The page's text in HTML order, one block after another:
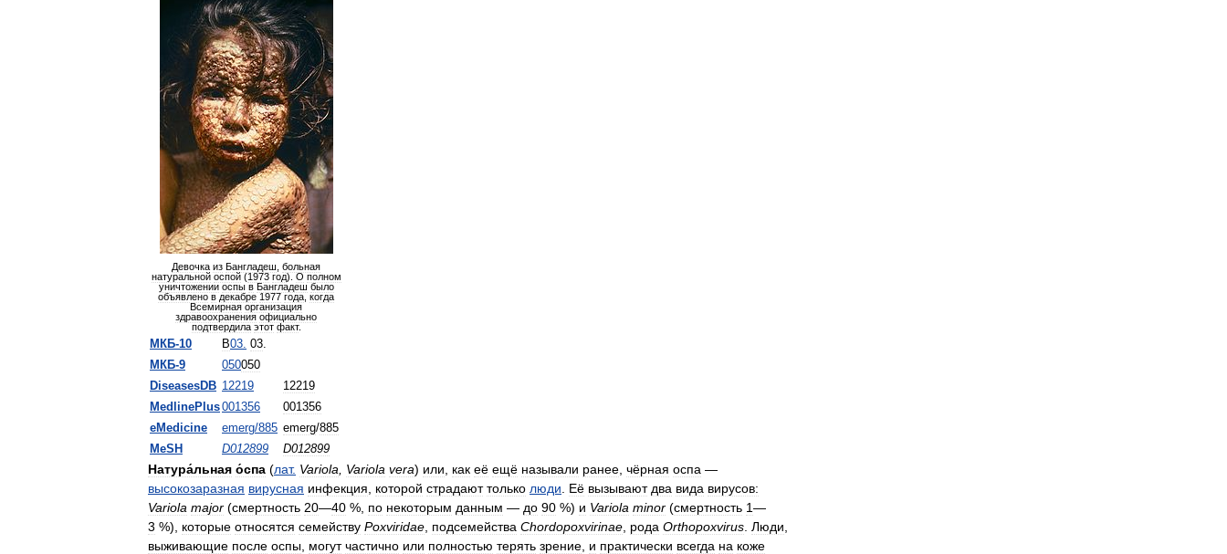
Девочка из Бангладеш больная
натуральной оспой(1973 год).О полном
уничтожении оспы в Бангладеш было
объявлено в декабре 1977 года,когда
Всемирная организация
здравоохранения официально
подтвердила этот факт.
МКБ-10 B03. 03.
МКБ-9 050050
DiseasesDB 12219
12219
MedlinePlus001356
001356
eMedicine
emerg/885 emerg/885
MeSH
D012899 D012899
Натура́льная о́спа (лат. Variola Variola vera) или как её ещё называли ранее чёрная оспа —
высокозаразная вирусная инфекция которой страдают только люди Её вызывают два вида вирусов:
Variola major (смертность 20—40 %, по некоторым данным — до 90 %) и Variola minor (смертность 1—
3 %), которые относятся семейству Poxviridae подсемейства Chordopoxvirinae рода Orthopoxvirus Люди
выживающие после оспы могут частично или полностью терять зрение и практически всегда на коже